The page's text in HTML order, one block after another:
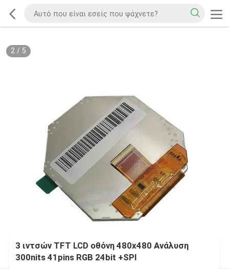
2/ 5
3 ιντσών TFT LCD οθόνη 480x480 Ανάλυση
300nits 41pins RGB 24bit +SPI